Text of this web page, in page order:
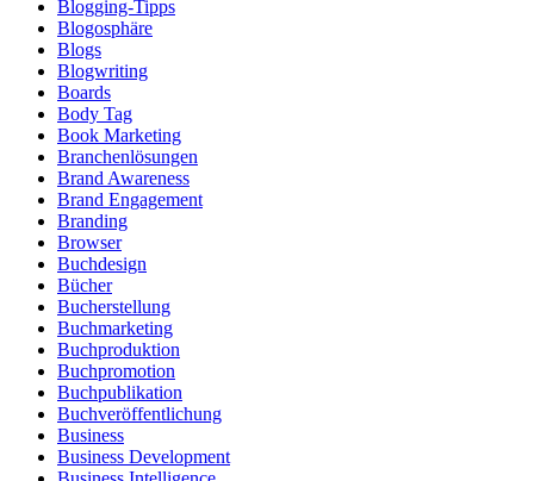
Blogging-Tipps
Blogosphäre
Blogs
Blogwriting
Boards
Body Tag
Book Marketing
Branchenlösungen
Brand Awareness
Brand Engagement
Branding
Browser
Buchdesign
Bücher
Bucherstellung
Buchmarketing
Buchproduktion
Buchpromotion
Buchpublikation
Buchveröffentlichung
Business
Business Development